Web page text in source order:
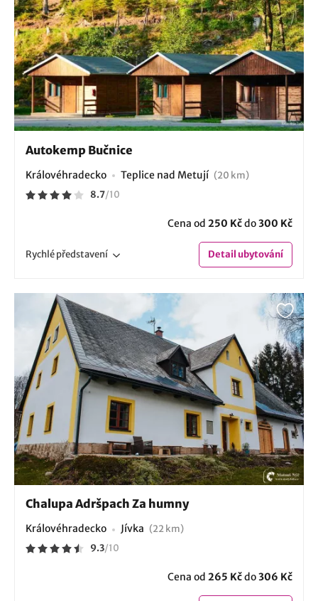
Autokemp Bučnice
Královéhradecko Teplice nad Metují (20 km)
8.7/10
Cena od 250 Kčdo300 Kč
Rychlépředstavení Detailubytování
Chalupa Adršpach Za humny
Královéhradecko Jívka (22 km)
9.3/10
Cena od 265 Kčdo306 Kč